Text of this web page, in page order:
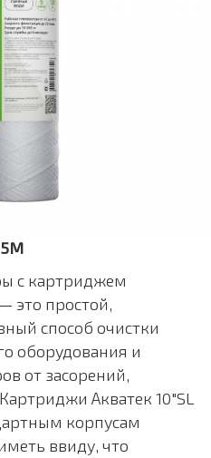
с картриджем
это простой,
способ очистки
оборудования и
от засорений,
Акватек 10"SL
корпусам
ввиду, что